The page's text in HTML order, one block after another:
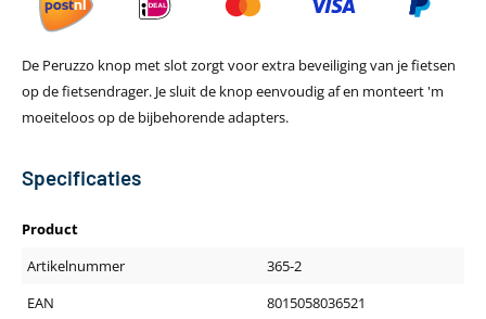
De Peruzzo knop met slot zorgt voor extra beveiliging van je fietsen
op de fietsendrager. Je sluit de knop eenvoudig af en monteert 'm
moeiteloos op de bijbehorende adapters.
Specificaties
Product
Artikelnummer
365-2
EAN
8015058036521